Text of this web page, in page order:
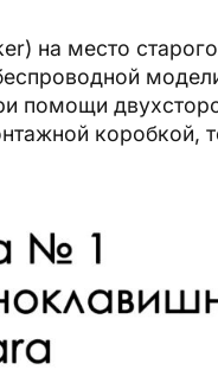
на место
помощи
коробкой,